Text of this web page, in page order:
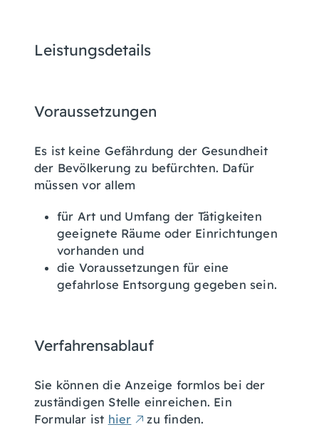
Leistungsdetails
Voraussetzungen
Es ist keine Gefährdung der Gesundheit
der Bevölkerung zu befürchten. Dafür
müssen vor allem
für Art und Umfang der Tätigkeiten
geeignete Räume oder Einrichtungen
vorhanden und
die Voraussetzungen für eine
gefahrlose Entsorgung gegeben sein.
Verfahrensablauf
Sie können die Anzeige formlos bei der
zuständigen Stelle einreichen. Ein
Formular ist hier zu finden.